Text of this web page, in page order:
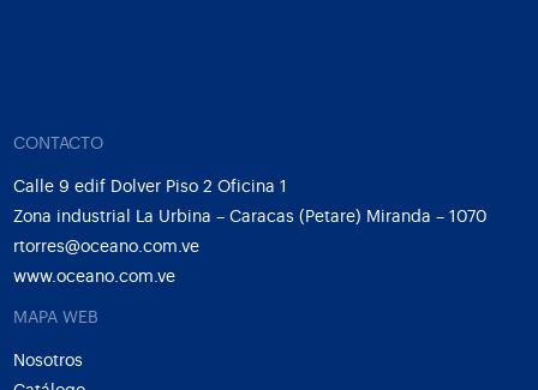
CONTACTO
Calle 9 edif Dolver Piso 2 Oficina 1
Zona industrial La Urbina – Caracas (Petare) Miranda – 1070
rtorres@oceano.com.ve
www.oceano.com.ve
MAPA WEB
Nosotros